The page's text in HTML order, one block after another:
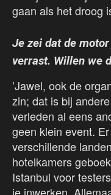
gaan als het droog
Je zei dat de
verrast. Willen we
’Jawel, ook de
zin; dat is bij
verleden al eens
geen klein event.
verschillende
hotelkamers
Istanbul voor